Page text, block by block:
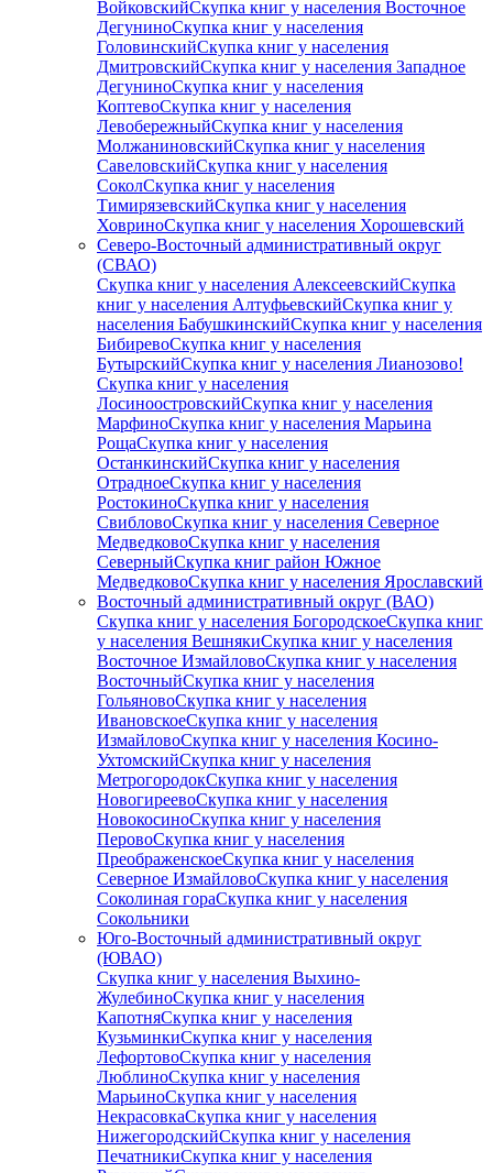
ВойковскийСкупка книг у населения Восточное
ДегуниноСкупка книг у населения
ГоловинскийСкупка книг у населения
ДмитровскийСкупка книг у населения Западное
ДегуниноСкупка книг у населения
КоптевоСкупка книг у населения
ЛевобережныйСкупка книг у населения
МолжаниновскийСкупка книг у населения
СавеловскийСкупка книг у населения
СоколСкупка книг у населения
ТимирязевскийСкупка книг у населения
ХовриноСкупка книг у населения Хорошевский
Северо-Восточный административный округ
(СВАО)
Скупка книг у населения АлексеевскийСкупка
книг у населения АлтуфьевскийСкупка книг у
населения БабушкинскийСкупка книг у населения
БибиревоСкупка книг у населения
БутырскийСкупка книг у населения Лианозово!
Скупка книг у населения
ЛосиноостровскийСкупка книг у населения
МарфиноСкупка книг у населения Марьина
РощаСкупка книг у населения
ОстанкинскийСкупка книг у населения
ОтрадноеСкупка книг у населения
РостокиноСкупка книг у населения
СвибловоСкупка книг у населения Северное
МедведковоСкупка книг у населения
СеверныйСкупка книг район Южное
МедведковоСкупка книг у населения Ярославский
Восточный административный округ (ВАО)
Скупка книг у населения БогородскоеСкупка книг
у населения ВешнякиСкупка книг у населения
Восточное ИзмайловоСкупка книг у населения
ВосточныйСкупка книг у населения
ГольяновоСкупка книг у населения
ИвановскоеСкупка книг у населения
ИзмайловоСкупка книг у населения Косино-
УхтомскийСкупка книг у населения
МетрогородокСкупка книг у населения
НовогиреевоСкупка книг у населения
НовокосиноСкупка книг у населения
ПеровоСкупка книг у населения
ПреображенскоеСкупка книг у населения
Северное ИзмайловоСкупка книг у населения
Соколиная гораСкупка книг у населения
Сокольники
Юго-Восточный административный округ
(ЮВАО)
Скупка книг у населения Выхино-
ЖулебиноСкупка книг у населения
КапотняСкупка книг у населения
КузьминкиСкупка книг у населения
ЛефортовоСкупка книг у населения
ЛюблиноСкупка книг у населения
МарьиноСкупка книг у населения
НекрасовкаСкупка книг у населения
НижегородскийСкупка книг у населения
ПечатникиСкупка книг у населения